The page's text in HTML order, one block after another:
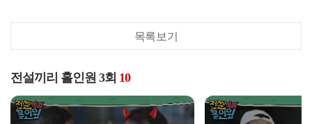
목록보기
전설끼리 홀인원 3회 10